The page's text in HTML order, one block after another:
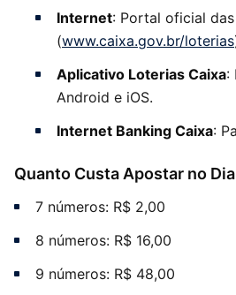
Internet: Portal oficial
(www.caixa.gov.br/loterias
Aplicativo Loterias Caixa:
Android e iOS.
Internet Banking Caixa:
Quanto Custa Apostar no
7 números: R$ 2,00
8 números: R$ 16,00
9 números: R$ 48,00